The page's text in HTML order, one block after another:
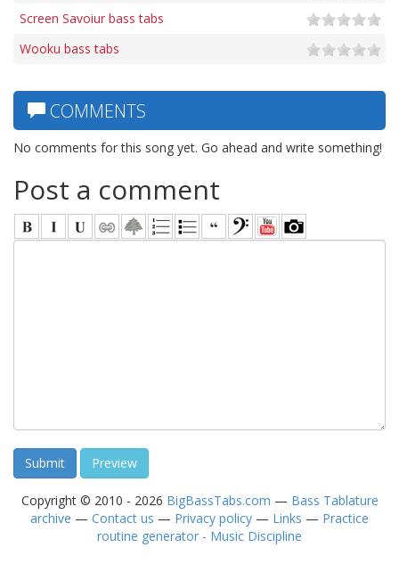
Screen Savoiur bass tabs
Wooku bass tabs
COMMENTS
No comments for this song yet. Go ahead and write something!
Post a comment
Copyright © 2010 - 2026 BigBassTabs.com — Bass Tablature
archive — Contact us — Privacy policy — Links — Practice
routine generator - Music Discipline